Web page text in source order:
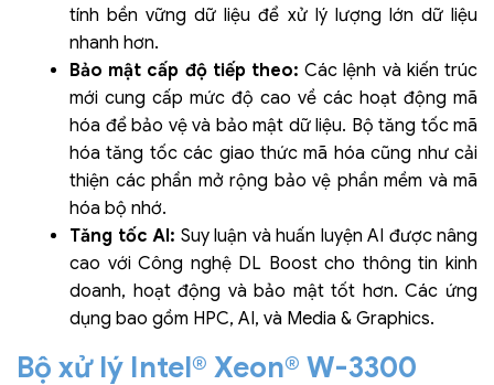
tính bền vững dữ liệu để xử lý lượng lớn dữ liệu
nhanh hơn.
Bảo mật cấp độ tiếp theo:Các lệnh và kiến trúc
mới cung cấp mức độ cao về các hoạt động mã
hóa để bảo vệ và bảo mật dữ liệu. Bộ tăng tốc mã
hóa tăng tốc các giao thức mã hóa cũng như cải
thiện các phần mở rộng bảo vệ phần mềm và mã
hóa bộ nhớ.
Tăng tốc AI: Suy luận và huấn luyện AI được nâng
cao với Công nghệ DL Boost cho thông tin kinh
doanh, hoạt động và bảo mật tốt hơn. Các ứng
dụng bao gồm HPC, AI, và Media & Graphics.
Bộ xử lý Intel® Xeon® W-3300